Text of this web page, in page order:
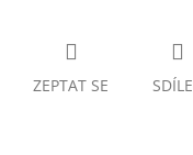
ZEPTAT SE